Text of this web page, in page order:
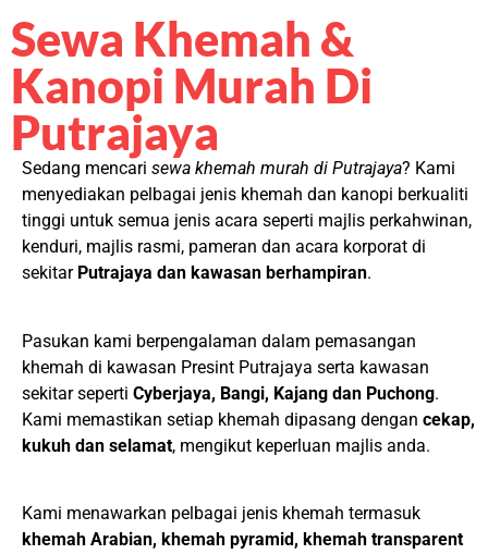
Sewa Khemah &
Kanopi Murah Di
Putrajaya
Sedang mencari sewa khemah murah di Putrajaya? Kami
menyediakan pelbagai jenis khemah dan kanopi berkualiti
tinggi untuk semua jenis acara seperti majlis perkahwinan,
kenduri, majlis rasmi, pameran dan acara korporat di
sekitar Putrajaya dan kawasan berhampiran.
Pasukan kami berpengalaman dalam pemasangan
khemah di kawasan Presint Putrajaya serta kawasan
sekitar seperti Cyberjaya, Bangi, Kajang dan Puchong.
Kami memastikan setiap khemah dipasang dengan cekap,
kukuh dan selamat, mengikut keperluan majlis anda.
Kami menawarkan pelbagai jenis khemah termasuk
khemah Arabian, khemah pyramid, khemah transparent